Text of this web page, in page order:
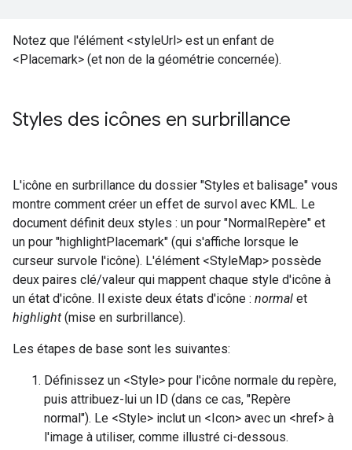
Notez que l'élément <styleUrl> est un enfant de
<Placemark> (et non de la géométrie concernée).
Styles des icônes en surbrillance
L'icône en surbrillance du dossier "Styles et balisage" vous
montre comment créer un effet de survol avec KML. Le
document définit deux styles : un pour "NormalRepère" et
un pour "highlightPlacemark" (qui s'affiche lorsque le
curseur survole l'icône). L'élément <StyleMap> possède
deux paires clé/valeur qui mappent chaque style d'icône à
un état d'icône. Il existe deux états d'icône : normal et
highlight (mise en surbrillance).
Les étapes de base sont les suivantes:
Définissez un <Style> pour l'icône normale du repère,
puis attribuez-lui un ID (dans ce cas, "Repère
normal"). Le <Style> inclut un <Icon> avec un <href> à
l'image à utiliser, comme illustré ci-dessous.